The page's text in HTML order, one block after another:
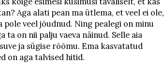
Aga alati pean ma ütlema, et veel ei ole,
veel jõudnud. Ning pealegi on minu
on nii palju vaeva näinud. Selle aia
ja sügise rõõmu. Ema kasvatatud
on aga talvised hitid.